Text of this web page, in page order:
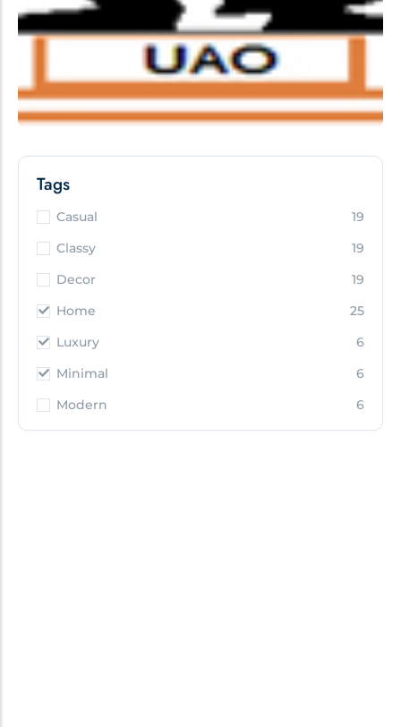
Tags
Casual
19
Classy
19
Decor
19
Home
25
Luxury
6
Minimal
6
Modern
6